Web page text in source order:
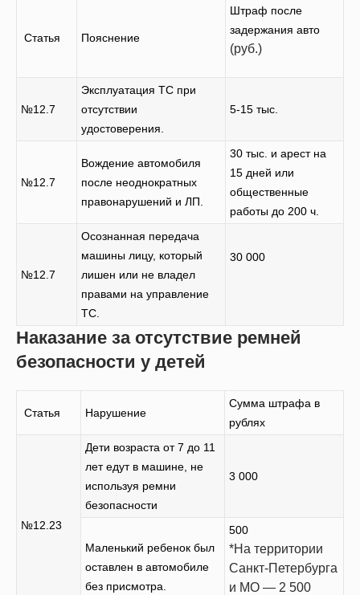
Статья Пояснение
Штраф после
задержания авто
(руб.)
№12.7
Эксплуатация ТС при
отсутствии
удостоверения.
5-15 тыс.
№12.7
Вождение автомобиля
после неоднократных
правонарушений и ЛП.
30 тыс. и арест на
15 дней или
общественные
работы до 200 ч.
№12.7
Осознанная передача
машины лицу, который
лишен или не владел
правами на управление
ТС.
30 000
Наказание за отсутствие ремней
безопасности у детей
Статья Нарушение
Сумма штрафа в
рублях
№12.23
Дети возраста от 7 до 11
лет едут в машине, не
используя ремни
безопасности
3 000
Маленький ребенок был
оставлен в автомобиле
без присмотра.
500
*На территории
Санкт-Петербурга
и МО — 2 500